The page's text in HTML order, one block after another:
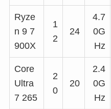
Ryze
n 9 7
900X
1
2
24
4.7
0G
Hz
Core
Ultra
7 265
2
0
20
2.4
0G
Hz